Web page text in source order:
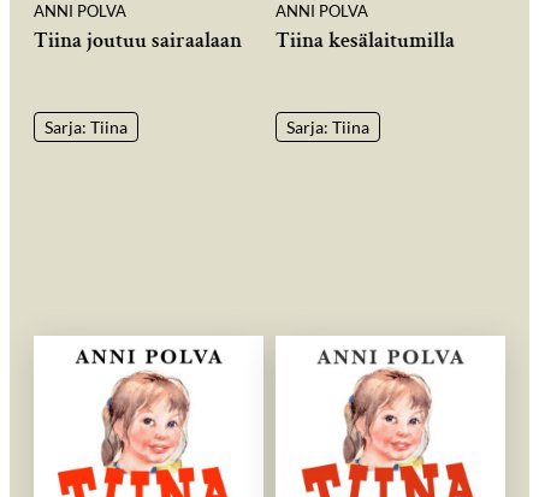
ANNI POLVA
Tiina joutuu sairaalaan
Sarja: Tiina
ANNI POLVA
Tiina kesälaitumilla
Sarja: Tiina